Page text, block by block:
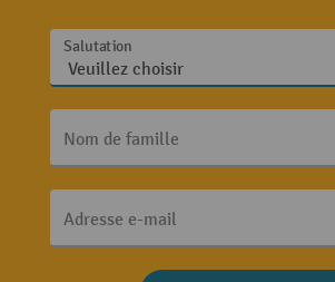
Salutation
Nom de famille
Adresse e-mail